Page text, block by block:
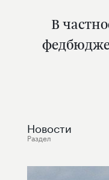
В
Новости
Раздел